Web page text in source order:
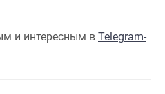
и интересным в Telegram-